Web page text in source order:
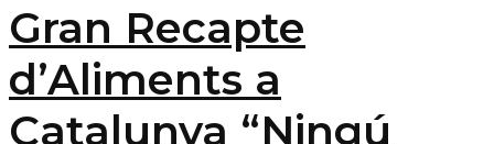
Gran Recapte
d’Aliments a
Catalunya “Ningú